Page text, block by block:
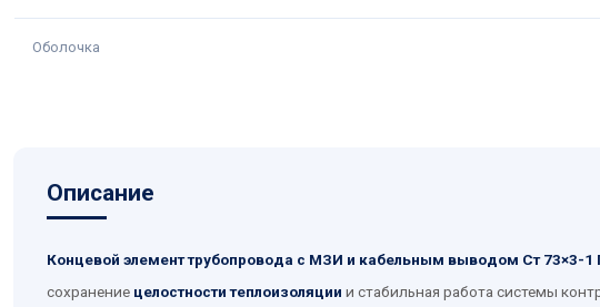
Оболочка
Описание
Концевой элемент трубопровода с МЗИ и кабельным выводом Ст 73×3-
сохранение целостности теплоизоляции и стабильная работа системы